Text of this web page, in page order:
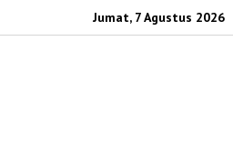
Jumat, 7 Agustus 2026